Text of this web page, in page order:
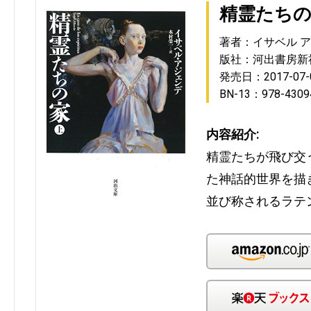
精霊たち
著者：イサベル
版社：河出書房新
発売日：2017-
BN-13：978-
内容紹介:
精霊たちが飛び交
た神話的世界を
並び称されるラ